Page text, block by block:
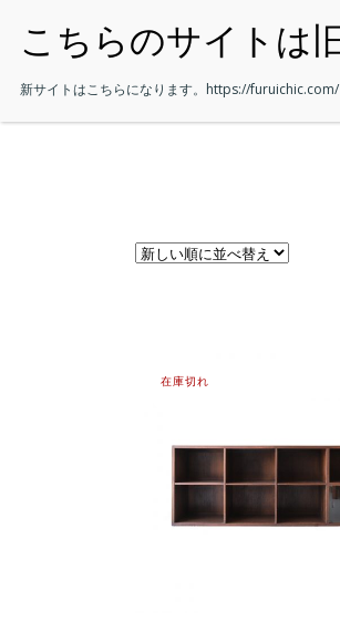
在庫切れ
新サイトはこちらになります。 https://furuichic.com/